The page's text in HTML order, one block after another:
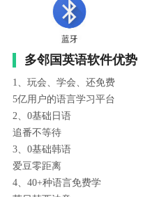
多邻国英语软件优势
1、玩会、学会、还免费
5亿用户的语言学习平台
2、0基础日语
追番不等待
3、0基础韩语
爱豆零距离
4、40+种语言免费学